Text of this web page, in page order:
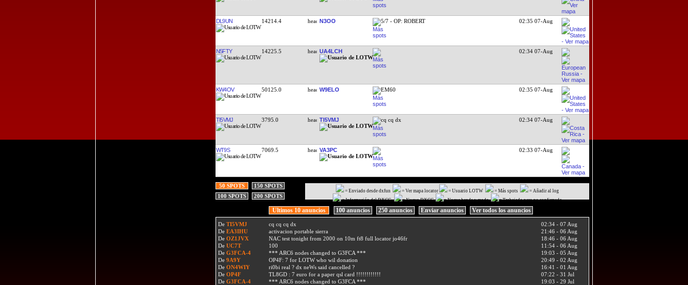
DL9UN 14214.4 N3OO 5/7 - OP: ROBERT 02:35 07-Aug
N5FTY 14225.5 UA4LCH 02:34 07-Aug
KW4OV 50125.0 W9ELO EM60 02:35 07-Aug
TI5VMJ 3795.0 TI5VMJ cq cq dx 02:34 07-Aug
WT9S 7069.5 VA3PC 02:33 07-Aug
50 SPOTS
150 SPOTS
100 SPOTS
200 SPOTS
= Enviado desde dxfun = Ver mapa locator = Usuario LOTW = Más spots
= Añadir al log
= Información del DXCC
= Nuevo DXCC = Nueva banda y modo = Trabajado pero no confirmado
Ultimos 10 anuncios 100 anuncios 250 anuncios Enviar anuncios Ver todos los anuncios
De TI5VMJ cq cq cq dx
02:34 - 07 Aug
De EA3IHU activacion portable sierra
21:46 - 06 Aug
De OZ1JVX NAC test tonight from 2000 on 10m ft8 full locator jo46fr
18:46 - 06 Aug
De UC7T 100
11:54 - 06 Aug
De G3FCA-4 *** ARC6 nodes changed to G3FCA ***
19:03 - 05 Aug
De 9A9Y OP4F: 7 for LOTW who wil donation
20:49 - 02 Aug
De ON4WIY ri0bi real ? dx neWs said cancelled ?
16:41 - 01 Aug
De OP4F TL8GD : 7 euro for a paper qsl card !!!!!!!!!!!!
07:22 - 31 Jul
De G3FCA-4 *** ARC6 nodes changed to G3FCA *** 19:03 - 29 Jul